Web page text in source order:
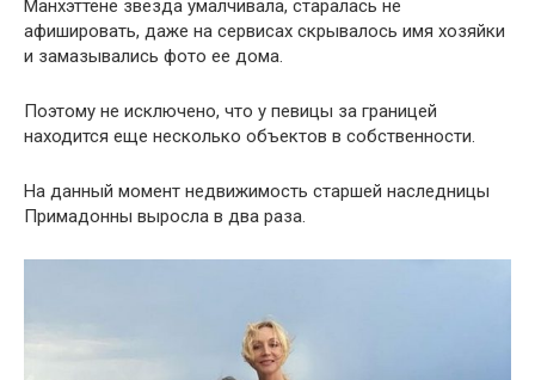
Манхэттене звезда умалчивала, старалась не
афишировать, даже на сервисах скрывалось имя хозяйки
и замазывались фото ее дома.
Поэтому не исключено, что у певицы за границей
находится еще несколько объектов в собственности.
На данный момент недвижимость старшей наследницы
Примадонны выросла в два раза.